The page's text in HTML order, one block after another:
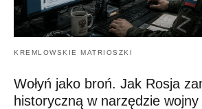
KREMLOWSKIE MATRIOSZKI
Wołyń jako broń. Jak Rosja
historyczną w narzędzie